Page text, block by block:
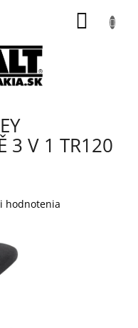
3 V 1 TR120
hodnotenia